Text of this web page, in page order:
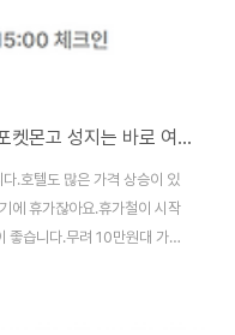
속초, 실시간 속초 호텔 가격 그리고 포켓몬고 성지는 바로 여기!
.호텔도 많은 가격 상승이 있
에 휴가잖아요.휴가철이 시작
좋습니다.무려 10만원대 가격
는 속초 베케이션 호텔 가격
만원입니다.엑스포잔디광장